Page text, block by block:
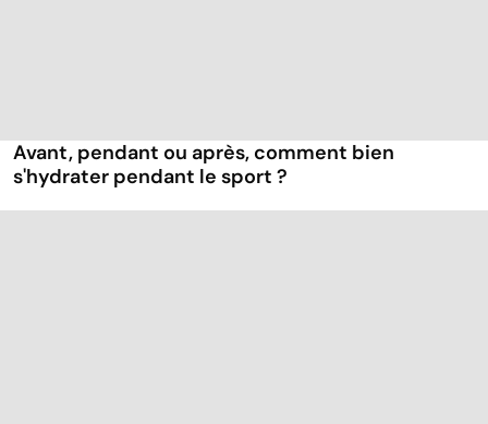
Avant, pendant ou après, comment bien
s'hydrater pendant le sport ?